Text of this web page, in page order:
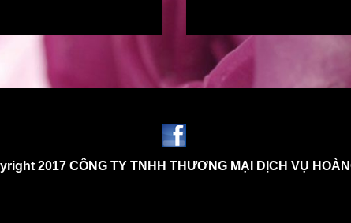
2017 CÔNG TY TNHH THƯƠNG MẠI DỊCH VỤ